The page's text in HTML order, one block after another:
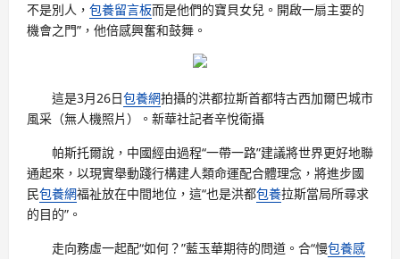
不是別人， 包養留言板而是他們的寶貝女兒。開啟一扇主要的
機會之門”，他倍感興奮和鼓舞。
這是3月26日包養網拍攝的洪都拉斯首都特古西加爾巴城市
風采（無人機照片）。新華社記者辛悅衛攝
帕斯托爾說，中國經由過程“一帶一路”建議將世界更好地聯
通起來，以現實舉動踐行構建人類命運配合體理念，將進步國
民包養網福祉放在中間地位，這“也是洪都包養拉斯當局所尋求
的目的”。
走向務虛一起配“如何？”藍玉華期待的問道。合“慢包養感